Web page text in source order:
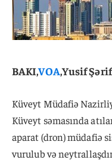
BAKI,VOA,Yusif
Küveyt Müdafiə
Küveyt səmasında
aparat (dron) müdafiə
vurulub və